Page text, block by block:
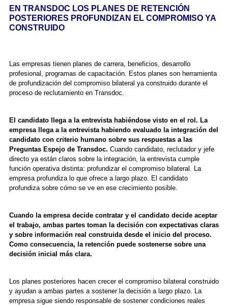
EN TRANSDOC LOS PLANES DE RETENCIÓN
POSTERIORES PROFUNDIZAN EL COMPROMISO YA
CONSTRUIDO
Las empresas tienen planes de carrera, beneficios, desarrollo
profesional, programas de capacitación. Estos planes son herramienta
de profundización del compromiso bilateral ya construido durante el
proceso de reclutamiento en Transdoc.
El candidato llega a la entrevista habiéndose visto en el rol. La
empresa llega a la entrevista habiendo evaluado la integración del
candidato con criterio humano sobre sus respuestas a las
Preguntas Espejo de Transdoc. Cuando candidato, reclutador y jefe
directo ya están claros sobre la integración, la entrevista cumple
función operativa distinta: profundizar el compromiso bilateral. La
empresa profundiza lo que ofrece a largo plazo. El candidato
profundiza sobre cómo se ve en ese crecimiento posible.
Cuando la empresa decide contratar y el candidato decide aceptar
el trabajo, ambas partes toman la decisión con expectativas claras
y sobre información real construida desde el inicio del proceso.
Como consecuencia, la retención puede sostenerse sobre una
decisión inicial más clara.
Los planes posteriores hacen crecer el compromiso bilateral construido
y ayudan a ambas partes a sostener la decisión a largo plazo. La
empresa sigue siendo responsable de sostener condiciones reales